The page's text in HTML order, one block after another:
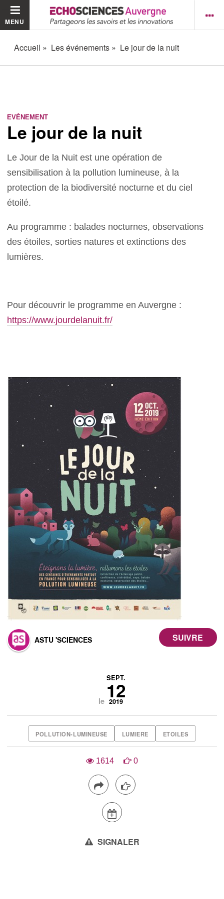
MENU
Accueil Les événements Le jour de la nuit
EVÉNEMENT
Le jour de la nuit
Le Jour de la Nuit est une opération de
sensibilisation à la pollution lumineuse, à la
protection de la biodiversité nocturne et du ciel
étoilé.
Au programme : balades nocturnes, observations
des étoiles, sorties natures et extinctions des
lumières.
Pour découvrir le programme en Auvergne :
https://www.jourdelanuit.fr/
ASTU 'SCIENCES
le
SEPT.
12
2019
POLLUTION-LUMINEUSE LUMIERE ETOILES
1614 0
SIGNALER